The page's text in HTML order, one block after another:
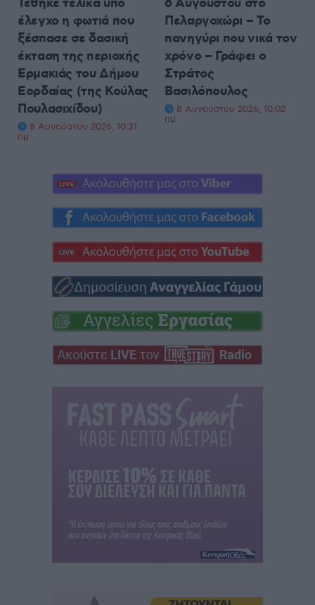
έλεγχο η φωτιά που
ξέσπασε σε δασική
έκταση της περιοχής
Ερμακιάς του Δήμου
Εορδαίας (της Κούλας
Πουλασιχίδου)
8 Αυγούστου 2026, 10:31
πμ
Πελαργοχώρι – Το
πανηγύρι που νικά τον
χρόνο – Γράφει ο
Στράτος
Βασιλόπουλος
8 Αυγούστου 2026, 10:02
πμ